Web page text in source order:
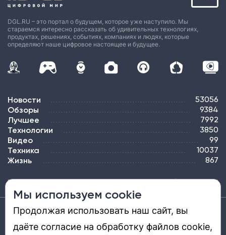
DGL.RU – это портал о будущем, которое уже наступило. Мы
стараемся интересно рассказать об удивительных технологиях,
продуктах, решениях, событиях, компаниях и людях, которые
определяют наше цифровое настоящее и будущее.
Новости 53056
Обзоры 9384
Лучшее 7992
Технологии 3850
Видео 99
Техника 10037
Жизнь 867
ПОДПИСКА РЕКЛАМА КОНТАКТЫ КАРТА САЙТА ТЭГИ
Средство массовой информации «DGL.RU — Цифровой мир» (www.dgl.ru).
Реестровая запись средства массовой информации (СМИ) сетевого издания ЭЛ №
ФС 77 - 81669, выдано Роскомнадзором 27.08.2021. Учредитель: ООО «ДиДжиЭль».
Главный редактор: Шкред Т. В. Телефон редакции +7901-907-1590. Адрес
Мы используем cookie
Продолжая использовать наш сайт, вы
даёте согласие на обработку файлов cookie,